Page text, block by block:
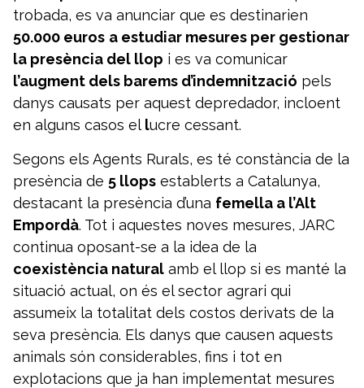
trobada, es va anunciar que es destinarien
50.000 euros a estudiar mesures per gestionar
la presència del llop i es va comunicar
l’augment dels barems d’indemnització pels
danys causats per aquest depredador, incloent
en alguns casos ellucre cessant.
Segons els Agents Rurals, es té constància de la
presència de 5 llops establerts a Catalunya,
destacant la presència d’una femella a l’Alt
Empordà. Tot i aquestes noves mesures, JARC
continua oposant-se a la idea de la
coexistència natural amb el llop si es manté la
situació actual, on és el sector agrari qui
assumeix la totalitat dels costos derivats de la
seva presència. Els danys que causen aquests
animals són considerables, fins i tot en
explotacions que ja han implementat mesures